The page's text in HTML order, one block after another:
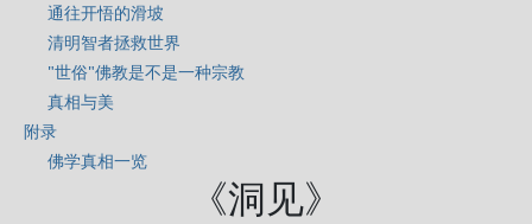
通往开悟的滑坡
清明智者拯救世界
"世俗"佛教是不是一种宗教
真相与美
附录
佛学真相一览
《洞见》